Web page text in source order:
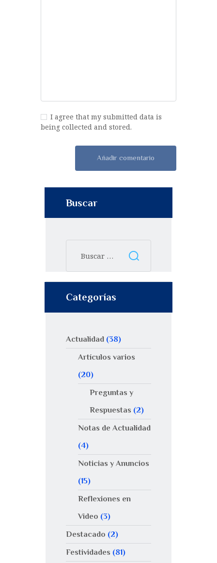
I agree that my submitted data is
being collected and stored.
Buscar
Categorías
Actualidad (38)
Artículos varios
(20)
Preguntas y
Respuestas (2)
Notas de Actualidad
(4)
Noticias y Anuncios
(15)
Reflexiones en
Video (3)
Destacado (2)
Festividades (81)